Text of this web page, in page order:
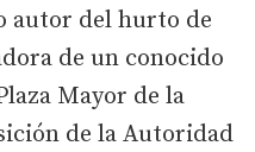
autor del hurto de
de un conocido
Mayor de la
de la Autoridad